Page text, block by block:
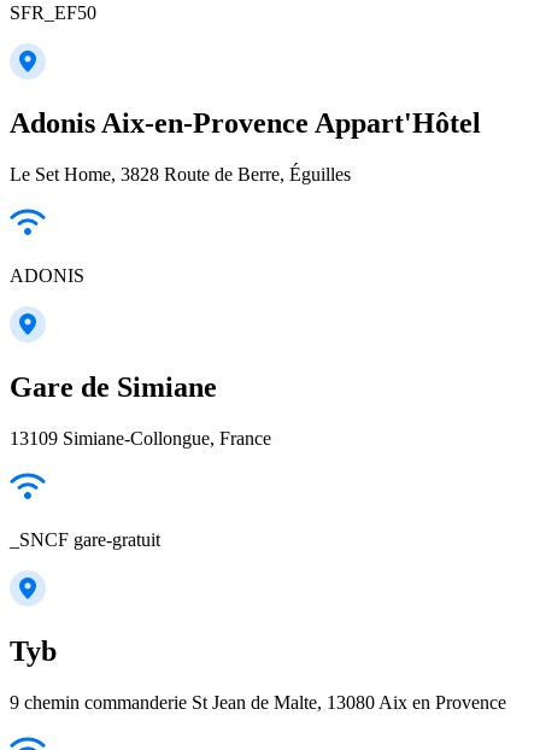
SFR_EF50
Adonis Aix-en-Provence Appart'Hôtel
Le Set Home, 3828 Route de Berre, Éguilles
ADONIS
Gare de Simiane
13109 Simiane-Collongue, France
_SNCF gare-gratuit
Tyb
9 chemin commanderie St Jean de Malte, 13080 Aix en Provence